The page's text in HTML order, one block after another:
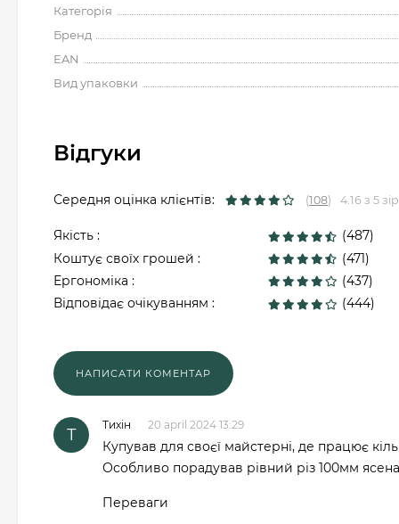
Категорія
Бренд
EAN
Вид упаковки
Відгуки
Середня оцінка клієнтів: (108) 4.16 з 5
Якість :
(487)
Коштує своїх грошей :
(471)
Ергономіка :
(437)
Відповідає очікуванням :
(444)
Т
Тихін 20 april 2024 13:29
Купував для своєї майстерні, де працює
Особливо порадував рівний різ 100мм
Переваги